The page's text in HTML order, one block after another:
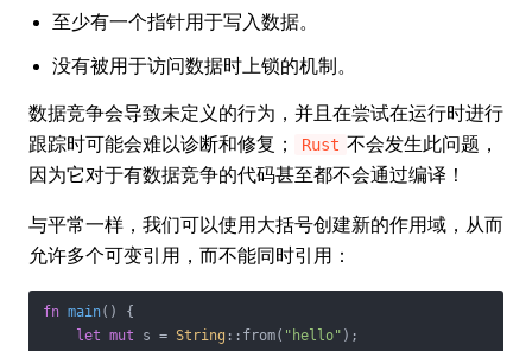
至少有一个指针用于写入数据。
没有被用于访问数据时上锁的机制。
数据竞争会导致未定义的行为，并且在尝试在运行时进行
跟踪时可能会难以诊断和修复；
Rust 不会发生此问题，
因为它对于有数据竞争的代码甚至都不会通过编译！
与平常一样，我们可以使用大括号创建新的作用域，从而
允许多个可变引用，而不能同时引用：
fn main() {
let mut s = String ::from( "hello" );